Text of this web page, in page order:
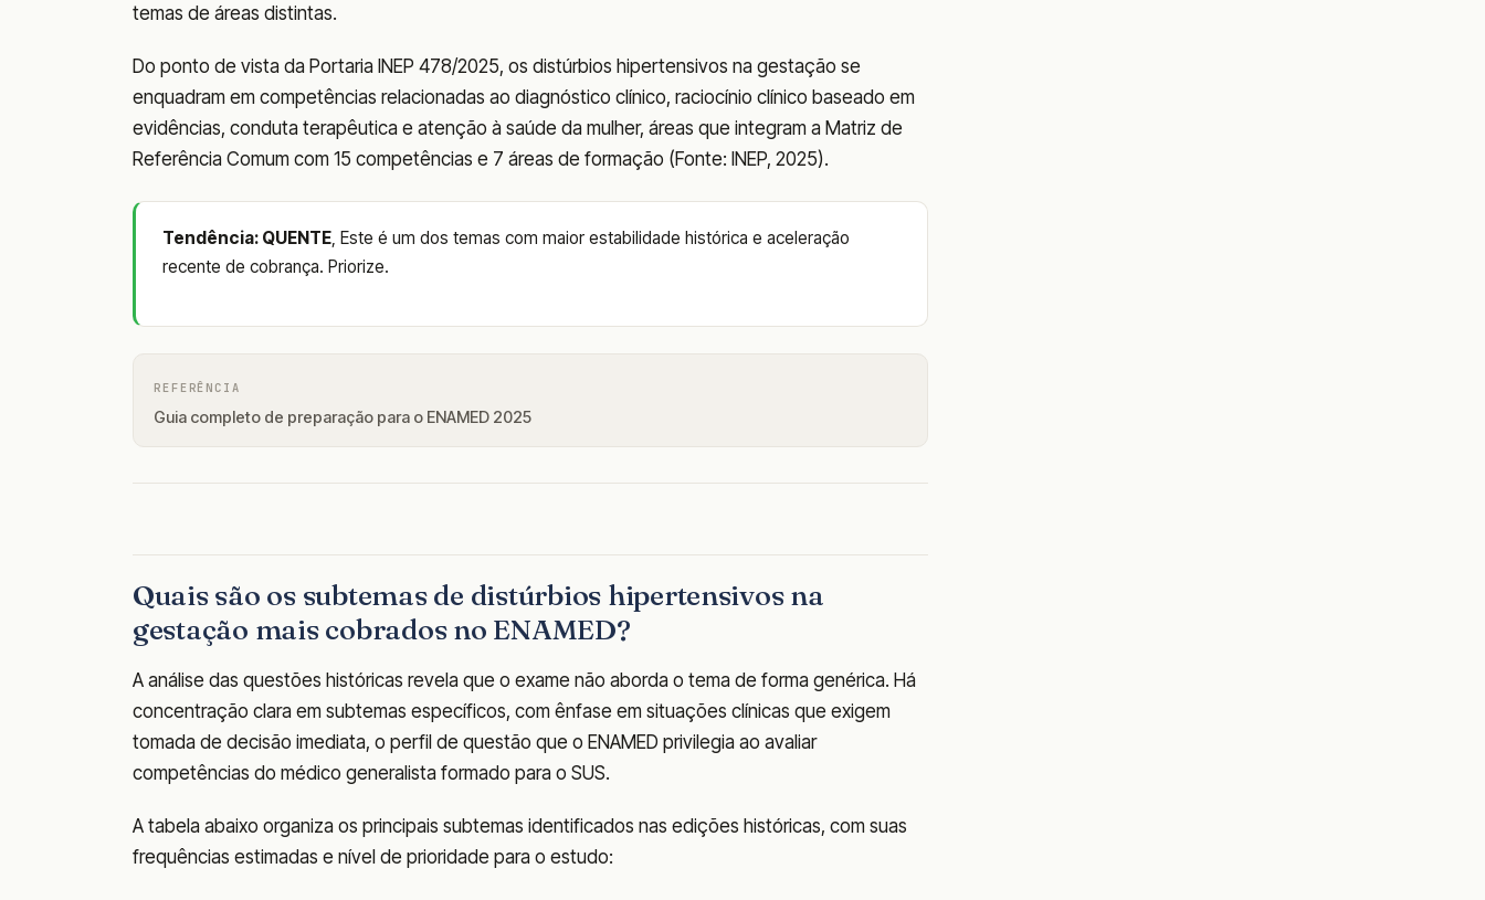
temas de áreas distintas.
Do ponto de vista da Portaria INEP 478/2025, os distúrbios hipertensivos na gestação se
enquadram em competências relacionadas ao diagnóstico clínico, raciocínio clínico baseado em
evidências, conduta terapêutica e atenção à saúde da mulher, áreas que integram a Matriz de
Referência Comum com 15 competências e 7 áreas de formação (Fonte: INEP, 2025).
Tendência: QUENTE, Este é um dos temas com maior estabilidade histórica e aceleração
recente de cobrança. Priorize.
REFERÊNCIA
Guia completo de preparação para o ENAMED 2025
Quais são os subtemas de distúrbios hipertensivos na
gestação mais cobrados no ENAMED?
A análise das questões históricas revela que o exame não aborda o tema de forma genérica. Há
concentração clara em subtemas específicos, com ênfase em situações clínicas que exigem
tomada de decisão imediata, o perfil de questão que o ENAMED privilegia ao avaliar
competências do médico generalista formado para o SUS.
A tabela abaixo organiza os principais subtemas identificados nas edições históricas, com suas
frequências estimadas e nível de prioridade para o estudo: